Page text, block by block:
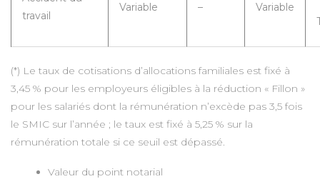
travail
Variable – Variable
(*) Le taux de cotisations d’allocations familiales est fixé à
3,45 % pour les employeurs éligibles à la réduction « Fillon »
pour les salariés dont la rémunération n’excède pas 3,5 fois
le SMIC sur l’année ; le taux est fixé à 5,25 % sur la
rémunération totale si ce seuil est dépassé.
Valeur du point notarial